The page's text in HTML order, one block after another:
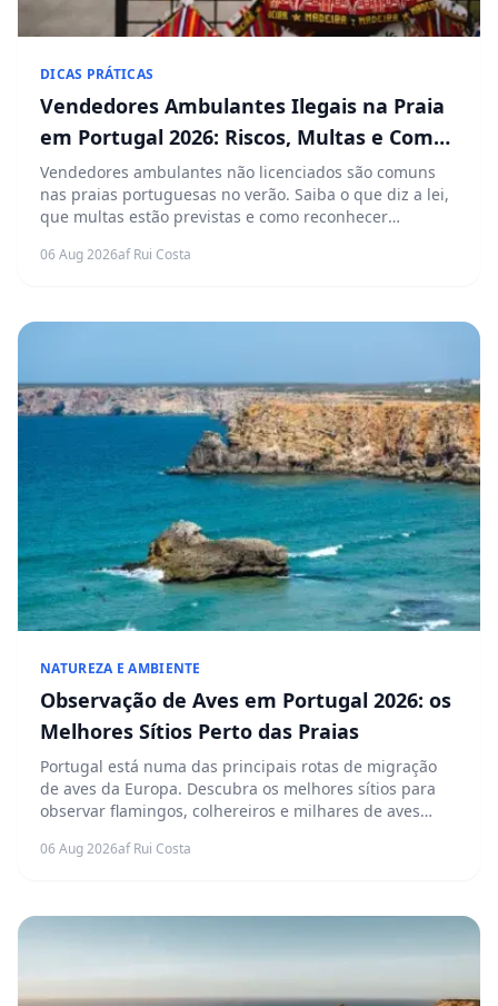
DICAS PRÁTICAS
Vendedores Ambulantes Ilegais na Praia
em Portugal 2026: Riscos, Multas e Como
Reconhecer Contrafação
Vendedores ambulantes não licenciados são comuns
nas praias portuguesas no verão. Saiba o que diz a lei,
que multas estão previstas e como reconhecer
06 Aug 2026af Rui Costa
NATUREZA E AMBIENTE
Observação de Aves em Portugal 2026: os
Melhores Sítios Perto das Praias
Portugal está numa das principais rotas de migração
de aves da Europa. Descubra os melhores sítios para
observar flamingos, colhereiros e milhares de aves
do país.
06 Aug 2026af Rui Costa